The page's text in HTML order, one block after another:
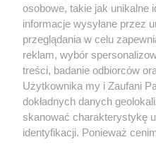
POGODA
16℃
Zobacz prognozę na 3 dni
osobowe, takie jak unikalne
informacje wysyłane przez
przeglądania w celu
reklam, wybór
treści, badanie odbiorców
Użytkownika my i Zaufani
dokładnych danych
skanować charakterystykę
identyfikacji. Ponieważ